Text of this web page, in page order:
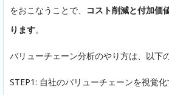
をおこなうことで、
コスト削減と付加価
ります。
バリューチェーン分析のやり方は、以下
STEP1: 自社のバリューチェーンを視覚化